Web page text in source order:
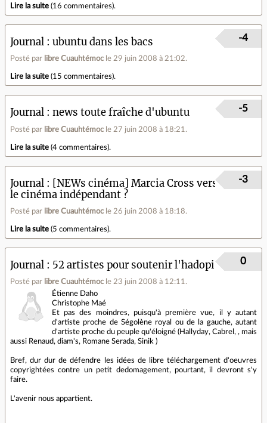
Lire la suite (16 commentaires).
Journal ubuntu dans les bacs
Posté par libre Cuauhtémoc le 29 juin 2008 à 21:02.
-4
Lire la suite (15 commentaires).
Journal news toute fraîche d'ubuntu
Posté par libre Cuauhtémoc le 27 juin 2008 à 18:21 .
-5
Lire la suite (4 commentaires).
Journal
[NEWs cinéma] Marcia Cross vers
le cinéma indépendant ?
Posté par libre Cuauhtémoc le 26 juin 2008 à 18:18.
-3
Lire la suite (5 commentaires).
Journal 52 artistes pour soutenir l'hadopi
Posté par libre Cuauhtémoc le 23 juin 2008 à 12:11 .
0
Étienne Daho
Christophe Maé
Et pas des moindres, puisqu'à première vue, il y autant
d'artiste proche de Ségolène royal ou de la gauche, autant
d'artiste proche du peuple qu'éloigné (Hallyday, Cabrel, , mais
aussi Renaud, diam's, Romane Serada, Sinik )
Bref, dur dur de défendre les idées de libre téléchargement d'oeuvres
copyrightées contre un petit dedomagement, pourtant, il devront s'y
faire.
L'avenir nous appartient.